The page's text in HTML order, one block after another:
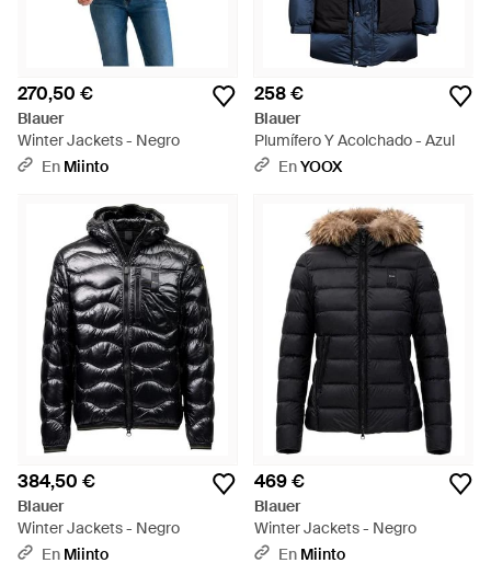
270,50 €
Blauer
Winter Jackets - Negro
En Miinto
258 €
Blauer
Plumífero Y Acolchado - Azul
EnYOOX
384,50 €
Blauer
Winter Jackets - Negro
En Miinto
469 €
Blauer
Winter Jackets - Negro
En Miinto